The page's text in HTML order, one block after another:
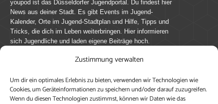
Zustimmung verwalten
Um dir ein optimales Erlebnis zu bieten, verwenden wir Technologien wie
Cookies, um Geräteinformationen zu speichern und/oder darauf zuzugreifen.
Wenn du diesen Technologien zustimmst, können wir Daten wie das
youpod ist das Düsseldorfer Jugendportal. Du findest hier
News aus deiner Stadt. Es gibt Events im Jugend-
Kalender, Orte im Jugend-Stadtplan und Hilfe, Tipps und
Tricks, die dich im Leben weiterbringen. Hier informieren
sich Jugendliche und laden eigene Beiträge hoch.
youpod.de lebt von Menschen wie dir. Sammel
journalistische Erfahrung, teile deine Perspektive und